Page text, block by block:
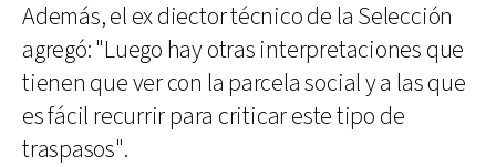
Además, el ex diector técnico de la Selección
agregó: "Luego hay otras interpretaciones que
tienen que ver con la parcela social y a las que
es fácil recurrir para criticar este tipo de
traspasos".